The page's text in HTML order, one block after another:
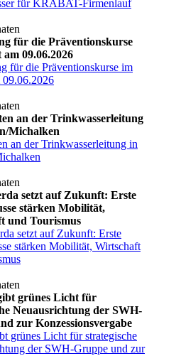
für KRABAT-Firmenlauf
für die Präventionskurse
09.06.2026
für die Präventionskurse im
09.06.2026
an der Trinkwasserleitung
Michalken
an der Trinkwasserleitung in
setzt auf Zukunft: Erste
stärken Mobilität,
und Tourismus
setzt auf Zukunft: Erste
stärken Mobilität, Wirtschaft
grünes Licht für
Neuausrichtung der SWH-
zur Konzessionsvergabe
grünes Licht für strategische
der SWH-Gruppe und zur